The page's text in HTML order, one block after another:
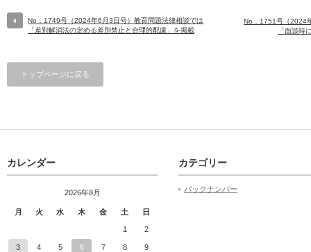
No．1749号（2024年6月3日号）教育問題法律相談では
「差別解消法の定める差別禁止と合理的配慮」を掲載
No．1751号（2024
「面談時
トップページに戻る
カレンダー
2026年8月
月 火 水 木 金 土 日
1 2
3 4 5 6 7 8 9
カテゴリー
バックナンバー